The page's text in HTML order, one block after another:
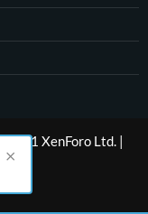
XenForo Ltd. |